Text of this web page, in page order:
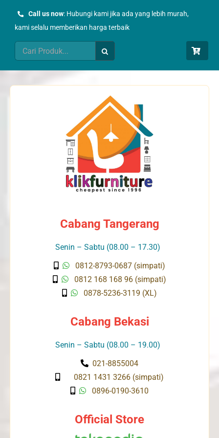
Call us now: Hubungi kami jika ada yang lebih murah,
kami selalu memberikan harga terbaik
Search
for:
Cabang Tangerang
Senin – Sabtu (08.00 – 17.30)
0812-8793-0687 (simpati)
0812 168 168 96 (simpati)
0878-5236-3119 (XL)
Cabang Bekasi
Senin – Sabtu (08.00 – 19.00)
021-8855004
0821 1431 3266 (simpati)
0896-0190-3610
Official Store